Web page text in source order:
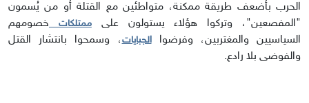
الحرب بأضعف طريقة ممكنة، متواطئين مع القتلة أو من يُسمون
"المفصعين"، وتركوا هؤلاء يستولون علىممتلكات خصومهم
السياسيين والمغتربين، وفرضواالجبايات، وسمحوا بانتشار القتل
والفوضى بلا رادع.